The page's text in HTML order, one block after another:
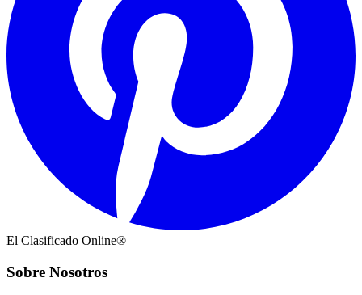
El Clasificado Online®
Sobre Nosotros